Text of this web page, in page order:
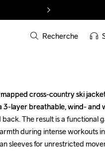
Recherche
cross-country ski
3-layer breathable, wind-
The result is a functional
during intense workouts
sleeves for unrestricted
cross-country ski
3-layer breathable, wind-
The result is a functional
during intense workouts
sleeves for unrestricted